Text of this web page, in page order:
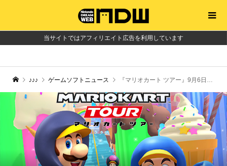
当サイトではアフィリエイト広告を利用しています
♪♪♪ ゲームソフトニュース 『マリオカート ツアー』9月6日より「アイスツアー」が開幕！